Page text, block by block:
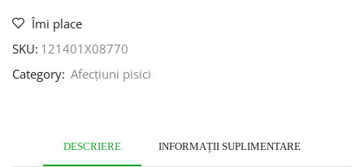
Îmi place
SKU: 121401X08770
Category: Afecțiuni pisici
DESCRIERE INFORMAȚII SUPLIMENTARE